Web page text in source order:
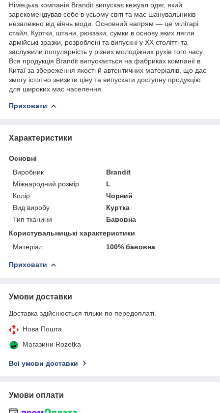
Німецька компанія Brandit випускає кежуал одяг, який
зарекомендував себе в усьому світі та має шанувальників
незалежно від віянь моди. Основний напрям — це мілітарі
стайл. Куртки, штани, рюкзаки, сумки в основу яких лягли
армійські зразки, розроблені та випускні у XX столітті та
заслужили популярність у різних молодіжних рухів того часу.
Вся продукція Brandit випускається на фабриках компанії в
Китаї за збереження якості й автентичних матеріалів, що дає
змогу істотно знизити ціну та випускати доступну продукцію
для широких мас населення.
Приховати
Характеристики
Основні
Виробник
Brandit
Міжнародний розмір
L
Колір
Чорний
Вид виробу
Куртка
Тип тканини
Бавовна
Користувальницькі характеристики
Матеріал
100% бавовна
Приховати
Умови доставки
Доставка здійснюється тільки по передоплаті.
Нова Пошта
Магазини Rozetka
Всі умови доставки
Умови оплати